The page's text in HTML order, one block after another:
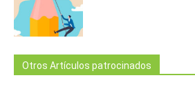
Otros Artículos patrocinados